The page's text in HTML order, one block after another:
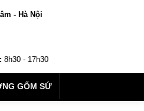
- Hà Nội
8h30 - 17h30
GỐM SỨ